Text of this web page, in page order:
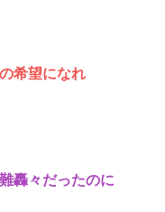
希望になれ
轟々だったのに